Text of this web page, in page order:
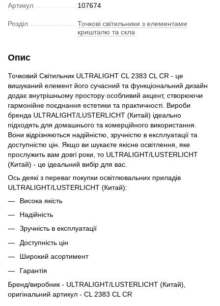
Артикул 107674
Розділ
Точкові світильники з елементами
кришталю та скла
Опис
Точковий Світильник ULTRALIGHT CL 2383 CL CR - це
вишуканий елемент його сучасний та функціональний дизайн
додає внутрішньому простору особливий акцент, створюючи
гармонійне поєднання естетики та практичності. Вироби
бренда ULTRALIGHT/LUSTERLICHT (Китай) ідеально
підходять для домашнього та комерційного використання.
Вони відрізняються надійністю, зручністю в експлуатації та
доступністю цін. Якщо ви шукаєте якісне освітлення, яке
прослужить вам довгі роки, то ULTRALIGHT/LUSTERLICHT
(Китай) - це ідеальний вибір для вас.
Ось деякі з переваг покупки освітлювальних приладів
ULTRALIGHT/LUSTERLICHT (Китай):
Висока якість
Надійність
Зручність в експлуатації
Доступність цін
Широкий асортимент
Гарантія
Бренд/виробник - ULTRALIGHT/LUSTERLICHT (Китай),
оригінальний артикул - CL 2383 CL CR